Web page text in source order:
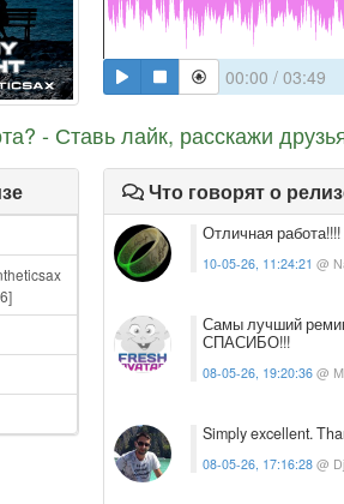
00:00 / 03:49
- Ставь лайк, расскажи
Что говорят о
Отличная работа!!!!
10-05-26, 11:24:21 @
Самы лучший
СПАСИБО!!!
08-05-26, 19:20:36@
Simply excellent.
08-05-26, 17:16:28@